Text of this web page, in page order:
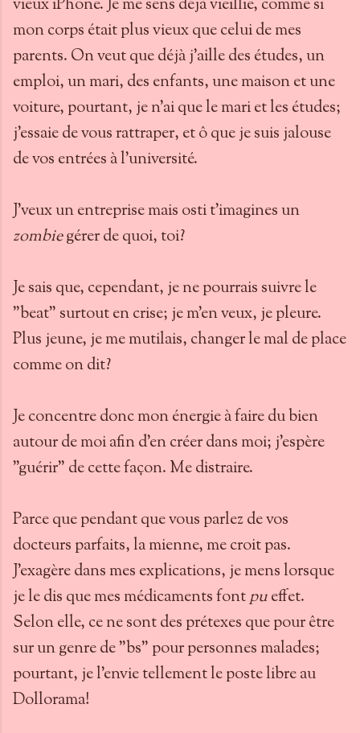
vieux iPhone. Je me sens déjà vieillie, comme si
mon corps était plus vieux que celui de mes
parents. On veut que déjà j'aille des études, un
emploi, un mari, des enfants, une maison et une
voiture, pourtant, je n'ai que le mari et les études;
j'essaie de vous rattraper, et ô que je suis jalouse
de vos entrées à l'université.
J'veux un entreprise mais osti t'imagines un
zombiegérer de quoi, toi?
Je sais que, cependant, je ne pourrais suivre le
"beat" surtout en crise; je m'en veux, je pleure.
Plus jeune, je me mutilais, changer le mal de place
comme on dit?
Je concentre donc mon énergie à faire du bien
autour de moi afin d'en créer dans moi; j'espère
"guérir" de cette façon. Me distraire.
Parce que pendant que vous parlez de vos
docteurs parfaits, la mienne, me croit pas.
J'exagère dans mes explications, je mens lorsque
je le dis que mes médicaments fontpueffet.
Selon elle, ce ne sont des prétexes que pour être
sur un genre de "bs" pour personnes malades;
pourtant, je l'envie tellement le poste libre au
Dollorama!